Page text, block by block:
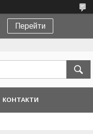
Перейти
КОНТАКТИ